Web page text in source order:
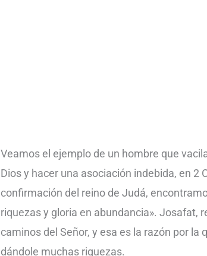
Veamos el ejemplo de un hombre que
Dios y hacer una asociación indebida, en 2
confirmación del reino de Judá,
riquezas y gloria en abundancia». Josafat,
caminos del Señor, y esa es la razón por la
dándole muchas riquezas.